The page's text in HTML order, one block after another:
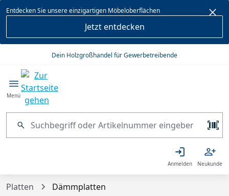
springen
Entdecken Sie unsere einzigartigen Möbeloberflächen
Jetzt entdecken
Dein Holzgroßhandel für Gewerbetreibende
Menü
Anmelden Neukunde
Platten Dämmplatten